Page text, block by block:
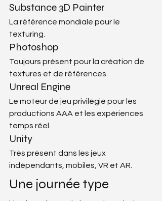
Substance 3D Painter
La référence mondiale pour le
texturing.
Photoshop
Toujours présent pour la création de
textures et de références.
Unreal Engine
Le moteur de jeu privilégié pour les
productions AAA et les expériences
temps réel.
Unity
Très présent dans les jeux
indépendants, mobiles, VR et AR.
Une journée type